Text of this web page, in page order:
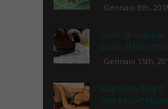
Gennaio 8th,
Consigli utili
base al loro
Gennaio 15th,
Napoli by
con escort